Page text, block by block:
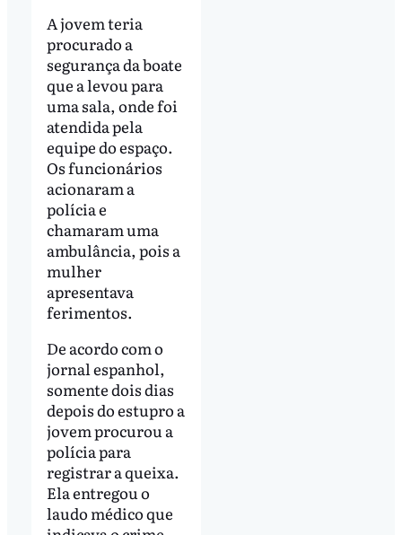
A jovem teria
procurado a
segurança da boate
que a levou para
uma sala, onde foi
atendida pela
equipe do espaço.
Os funcionários
acionaram a
polícia e
chamaram uma
ambulância, pois a
mulher
apresentava
ferimentos.
De acordo com o
jornal espanhol,
somente dois dias
depois do estupro a
jovem procurou a
polícia para
registrar a queixa.
Ela entregou o
laudo médico que